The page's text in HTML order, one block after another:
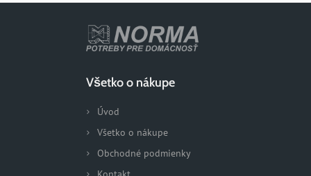
Všetko o nákupe
Úvod
Všetko o nákupe
Obchodné podmienky